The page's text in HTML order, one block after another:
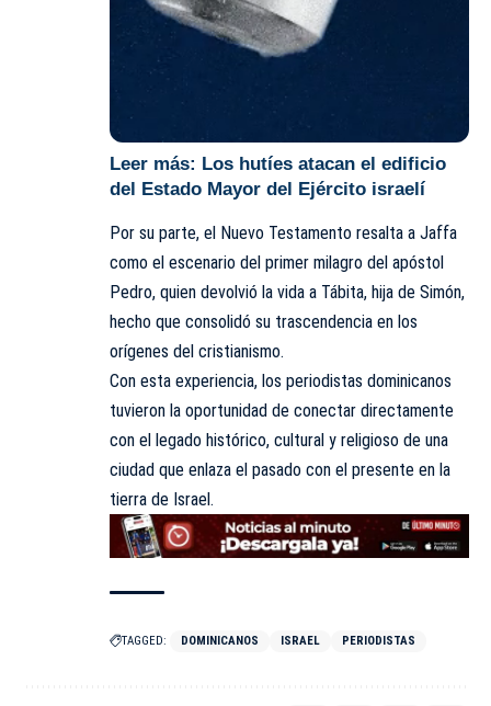
Leer más: Los hutíes atacan el edificio
del Estado Mayor del Ejército israelí
Por su parte, el Nuevo Testamento resalta a Jaffa
como el escenario del primer milagro del apóstol
Pedro, quien devolvió la vida a Tábita, hija de Simón,
hecho que consolidó su trascendencia en los
orígenes del cristianismo.
Con esta experiencia, los periodistas dominicanos
tuvieron la oportunidad de conectar directamente
con el legado histórico, cultural y religioso de una
ciudad que enlaza el pasado con el presente en la
tierra de Israel.
TAGGED: DOMINICANOS ISRAEL PERIODISTAS